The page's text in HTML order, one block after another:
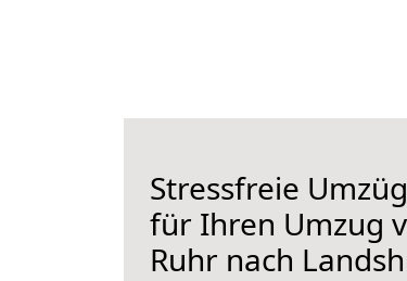
Stressfreie
für Ihren Umzug
Ruhr nach